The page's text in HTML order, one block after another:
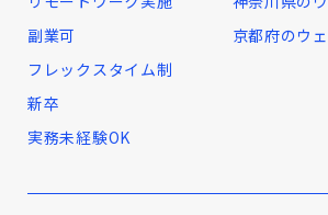
副業可
フレックスタイム制
新卒
実務未経験OK
京都府のウ